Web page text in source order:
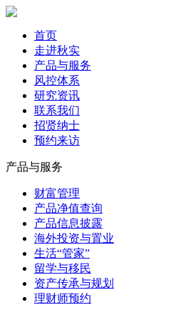
首页
走进秋实
产品与服务
风控体系
研究资讯
联系我们
招贤纳士
预约来访
产品与服务
财富管理
产品净值查询
产品信息披露
海外投资与置业
生活“管家”
留学与移民
资产传承与规划
理财师预约